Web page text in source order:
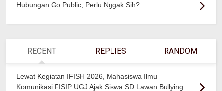
Hubungan Go Public, Perlu Nggak Sih?
RECENT REPLIES RANDOM
Lewat Kegiatan IFISH 2026, Mahasiswa Ilmu
Komunikasi FISIP UGJ Ajak Siswa SD Lawan Bullying.